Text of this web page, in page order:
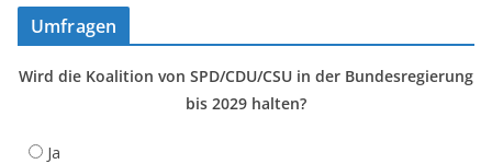
Umfragen
Wird die Koalition von SPD/CDU/CSU in der Bundesregierung
bis 2029 halten?
Ja